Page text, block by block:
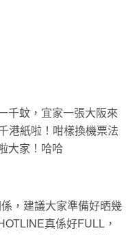
千蚊，宜家一張大阪來
港紙啦！咁樣換機票法
大家！哈哈
，建議大家準備好晒幾
真係好FULL，